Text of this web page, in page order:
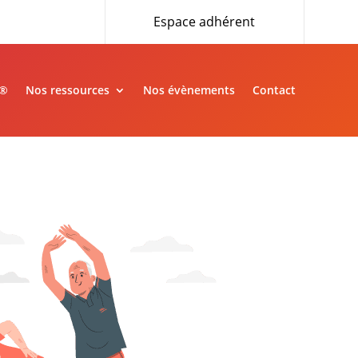
Espace adhérent
Nos ressources Nos évènements Contact